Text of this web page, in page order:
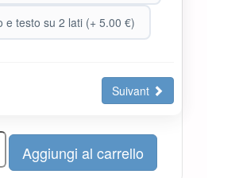
e testo su 2 lati (+ 5.00 €)
Suivant